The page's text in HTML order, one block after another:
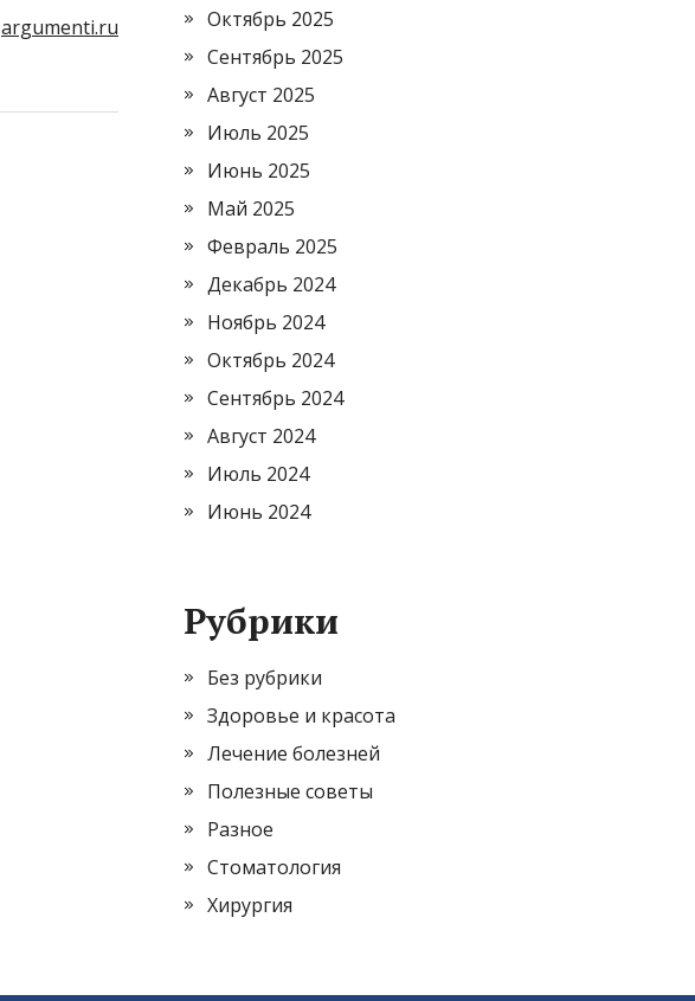
argumenti.ru
Октябрь 2025
Сентябрь 2025
Август 2025
Июль 2025
Июнь 2025
Май 2025
Февраль 2025
Декабрь 2024
Ноябрь 2024
Октябрь 2024
Сентябрь 2024
Август 2024
Июль 2024
Июнь 2024
Рубрики
Без рубрики
Здоровье и красота
Лечение болезней
Полезные советы
Разное
Стоматология
Хирургия